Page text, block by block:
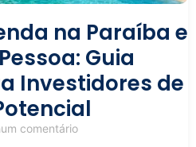
na Paraíba e
Guia
Investidores de
comentário